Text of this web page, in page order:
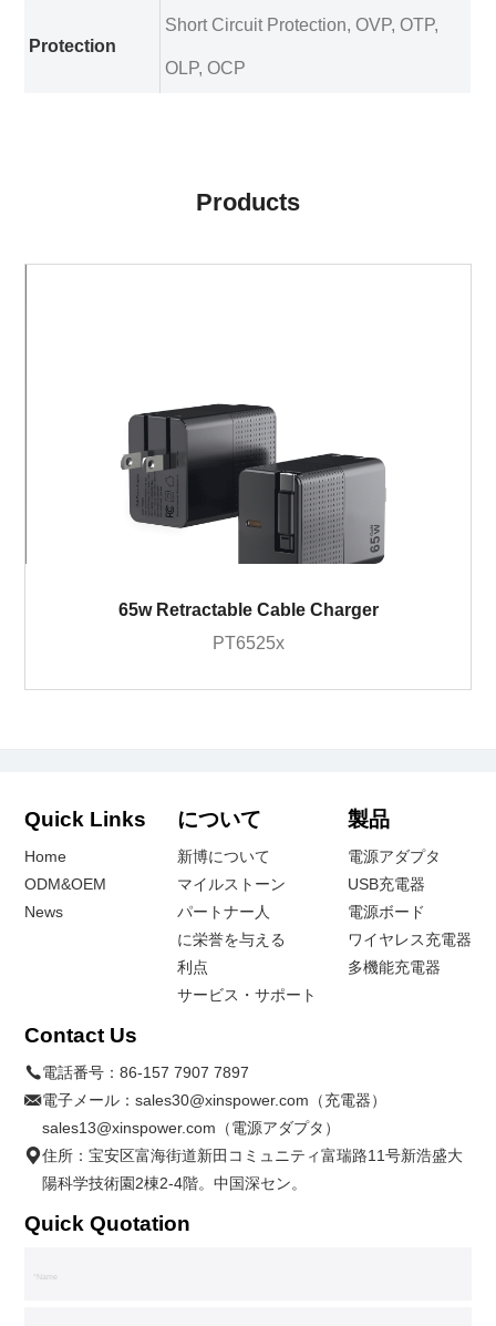
Protection
Short Circuit Protection, OVP, OTP,
OLP, OCP
Products
65w Retractable Cable Charger
PT6525x
Quick Links
Home
ODM&OEM
News
について
新博について
マイルストーン
パートナー人
に栄誉を与える
利点
サービス・サポート
製品
電源アダプタ
USB充電器
電源ボード
ワイヤレス充電器
多機能充電器
Contact Us
電話番号：86-157 7907 7897
電子メール：sales30@xinspower.com（充電器）
sales13@xinspower.com（電源アダプタ）
住所：宝安区富海街道新田コミュニティ富瑞路11号新浩盛大
陽科学技術園2棟2-4階。中国深セン。
Quick Quotation